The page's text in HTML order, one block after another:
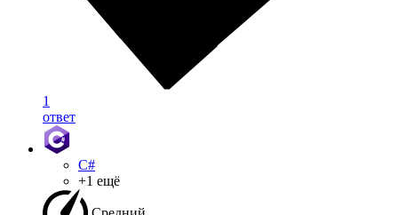
1
ответ
C#
+1 ещё